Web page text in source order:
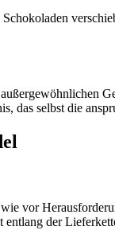
das selbst die
vor
der